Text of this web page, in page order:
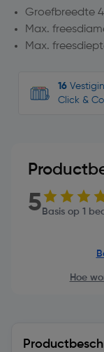
Groefbreedte
Max.
Max.
16
Click &
5 Basis op 1
Hoe